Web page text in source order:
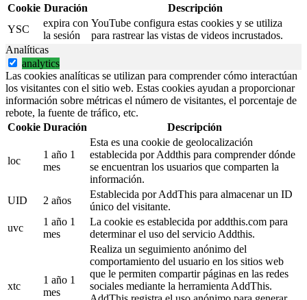
Cookie Duración
Descripción
YSC
expira con
la sesión
YouTube configura estas cookies y se utiliza
para rastrear las vistas de videos incrustados.
Analíticas
analytics
Las cookies analíticas se utilizan para comprender cómo interactúan
los visitantes con el sitio web. Estas cookies ayudan a proporcionar
información sobre métricas el número de visitantes, el porcentaje de
rebote, la fuente de tráfico, etc.
Cookie Duración Descripción
loc
1 año 1
mes
Esta es una cookie de geolocalización
establecida por Addthis para comprender dónde
se encuentran los usuarios que comparten la
información.
UID
2 años
Establecida por AddThis para almacenar un ID
único del visitante.
uvc
1 año 1
mes
La cookie es establecida por addthis.com para
determinar el uso del servicio Addthis.
xtc
1 año 1
mes
Realiza un seguimiento anónimo del
comportamiento del usuario en los sitios web
que le permiten compartir páginas en las redes
sociales mediante la herramienta AddThis.